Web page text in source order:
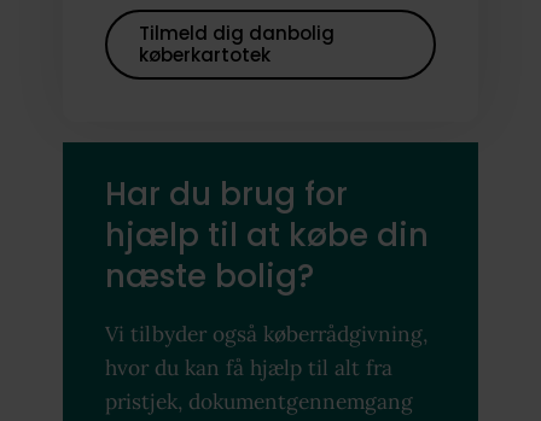
Tilmeld dig danbolig
køberkartotek
Har du brug for
hjælp til at købe din
næste bolig?
Vi tilbyder også køberrådgivning,
hvor du kan få hjælp til alt fra
pristjek, dokumentgennemgang